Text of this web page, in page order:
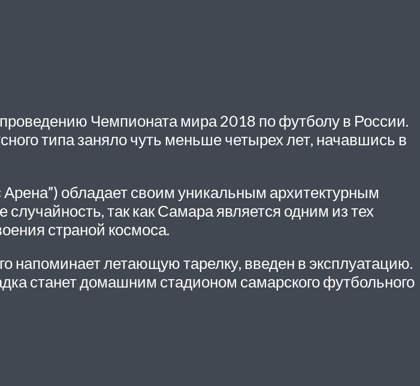
Чемпионата мира 2018 по футболу в России.
типа заняло чуть меньше четырех лет, начавшись в
обладает своим уникальным архитектурным
случайность, так как Самара является одним из тех
страной космоса.
напоминает летающую тарелку, введен в эксплуатацию.
станет домашним стадионом самарского футбольного